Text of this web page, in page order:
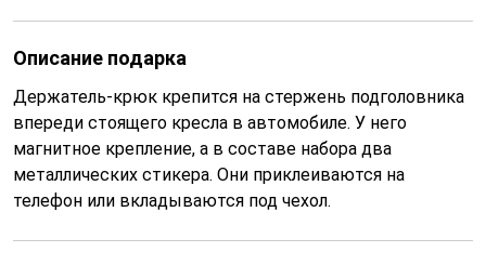
Описание подарка
Держатель-крюк крепится на стержень подголовника
впереди стоящего кресла в автомобиле. У него
магнитное крепление, а в составе набора два
металлических стикера. Они приклеиваются на
телефон или вкладываются под чехол.